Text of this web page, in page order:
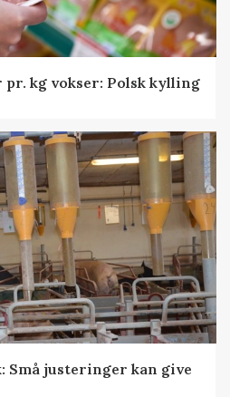
kg vokser: Polsk kylling
Små justeringer kan give